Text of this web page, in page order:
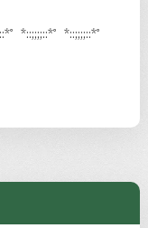
*::;;;;::*゜*::;;;;::*゜